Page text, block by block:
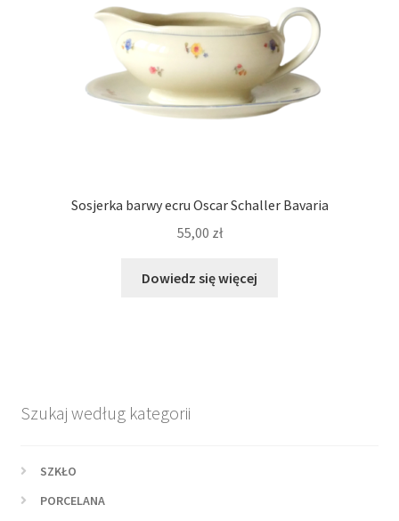
Sosjerka barwy ecru Oscar Schaller Bavaria
55,00 zł
Dowiedz się więcej
Szukaj według kategorii
SZKŁO
PORCELANA